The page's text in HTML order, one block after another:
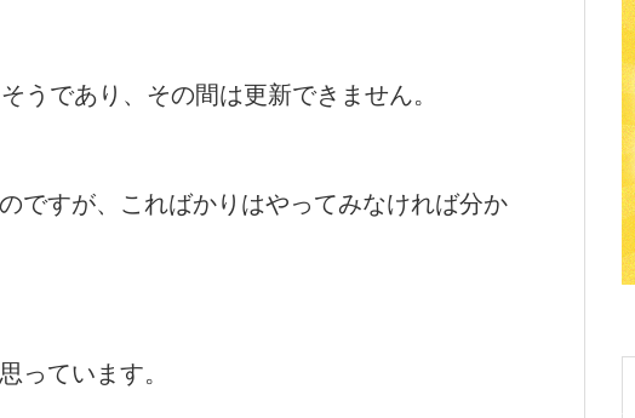
うであり、その間は更新できません。
ですが、こればかりはやってみなければ分か
っています。